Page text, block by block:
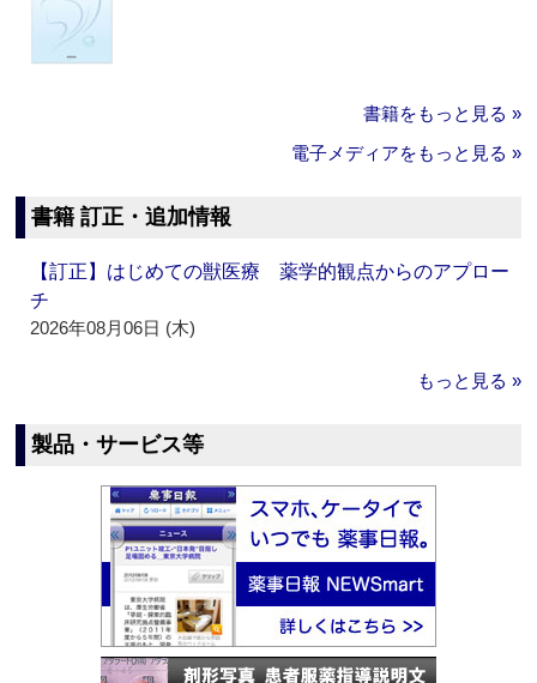
書籍をもっと見る »
電子メディアをもっと見る »
書籍 訂正・追加情報
【訂正】はじめての獣医療 薬学的観点からのアプロー
チ
2026年08月06日 (木)
もっと見る »
製品・サービス等